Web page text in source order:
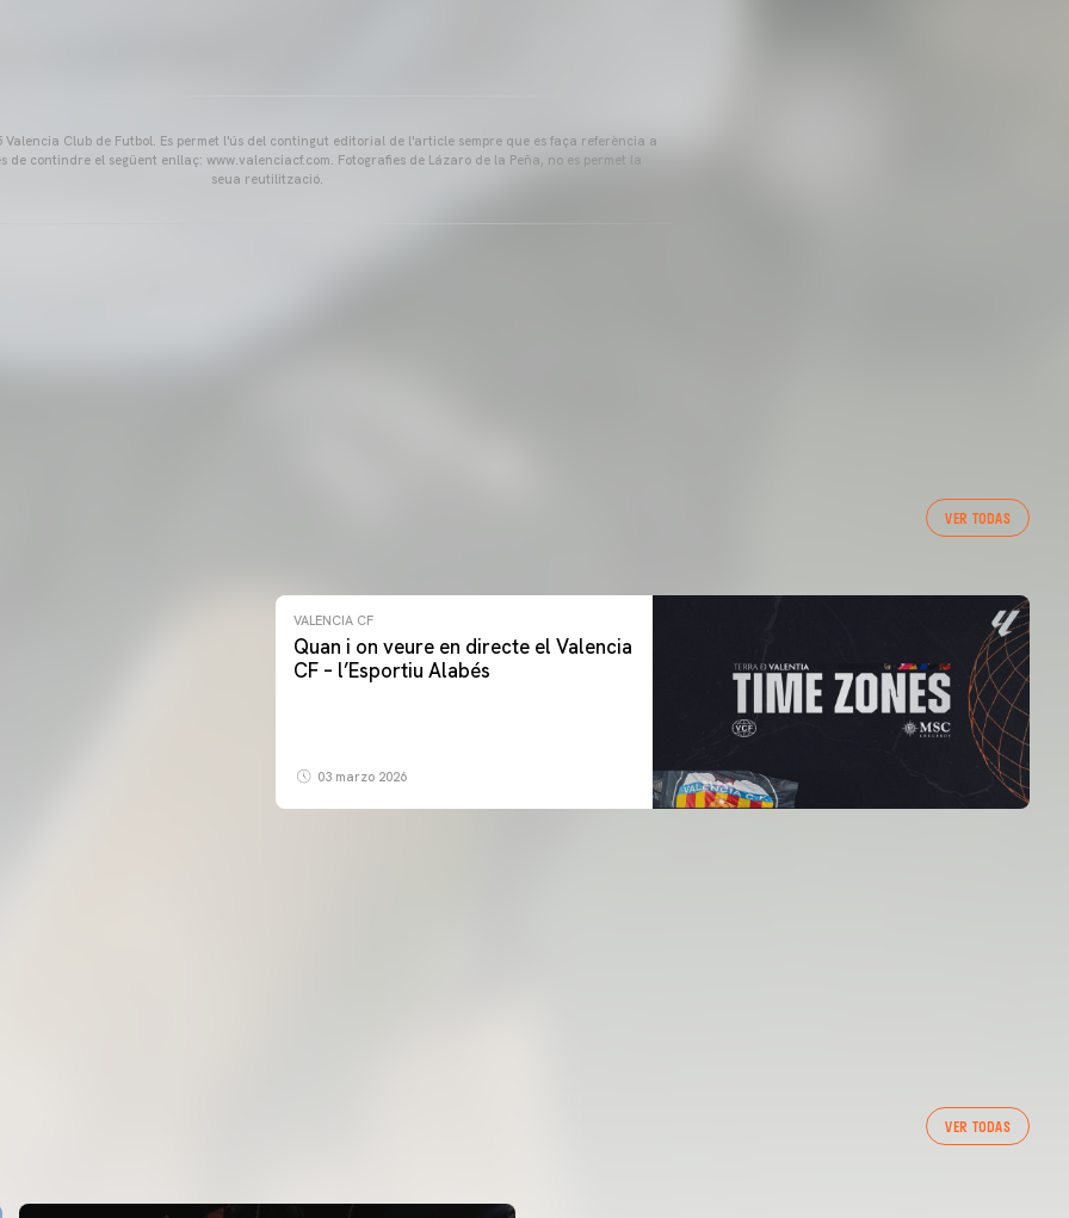
Valencia Club de Futbol. Es permet l'ús del contingut editorial de l'article sempre que es faça referència a
de contindre el següent enllaç: www.valenciacf.com. Fotografies de Lázaro de la Peña, no es permet la
seua reutilització.
VER TODAS
VALENCIA CF
Quan i on veure en directe el Valencia
CF – l’Esportiu Alabés
03 marzo 2026
VER TODAS
ENTRENAMENT DEL VALENCIA CF 7/8/2026